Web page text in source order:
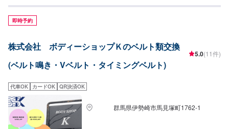
理を部品交換で対応してしまうから。私たちなら自社工場で即施工し、でき
るだけ部品交換をせず、修理対応いたします。私達は鈑金塗装のプロフェッ
ショナルです。大切なお車はぜひ、カーリペアCHIGIRAにおまかせくださ
【2】お見積り【3】お見積りにご納得いただければ作業開始【4】仕上がり
次第納車□納期について□通常3〜5日程度で納車いたします。車種や状態によ
り納期が前後する場合がございます。予め、ご了承ください。□代車について
ります。予め、ご了承ください。□パーツ持ち込みについて□パーツの持ち込
み可能です。オファーの際に持ち込みパーツの詳細をご入力ください。【定
休日・営業時間】定休日：祝日営業時間：9:00~19:00
即時予約
株式会社 ボディーショップＫのベルト類交換
(ベルト鳴き・Vベルト・タイミングベルト)
5.0(11件)
代車OK カードOK QR決済OK
群馬県伊勢崎市馬見塚町1762‐1